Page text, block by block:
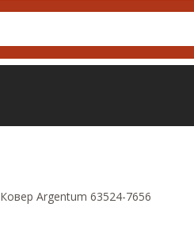
Ковер Argentum 63524-7656